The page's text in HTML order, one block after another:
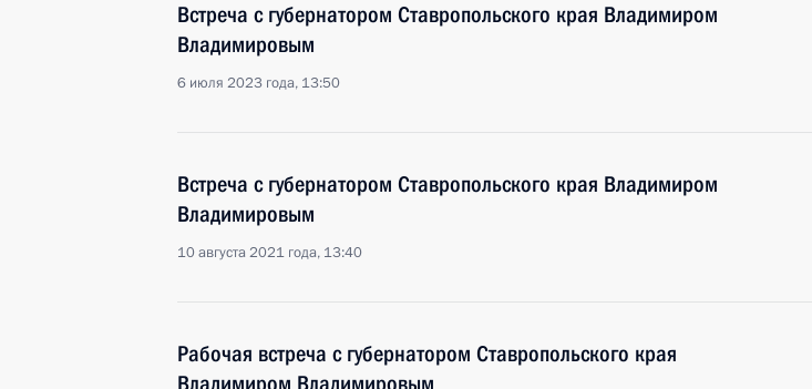
Встреча с губернатором Ставропольского края Владимиром
Владимировым
6 июля 2023 года, 13:50
Встреча с губернатором Ставропольского края Владимиром
Владимировым
10 августа 2021 года, 13:40
Рабочая встреча с губернатором Ставропольского края
Владимиром Владимировым